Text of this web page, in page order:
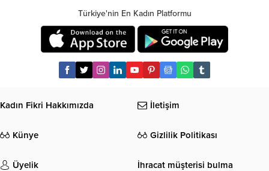
Türkiye'nin En Kadın Platformu
Kadın Fikri Hakkımızda İletişim
Künye Gizlilik Politikası
Üyelik İhracat müşterisi bulma